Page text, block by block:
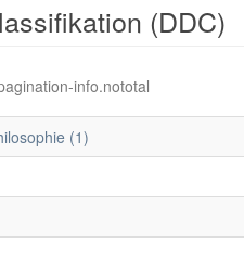
(DDC)
info.nototal
(1)